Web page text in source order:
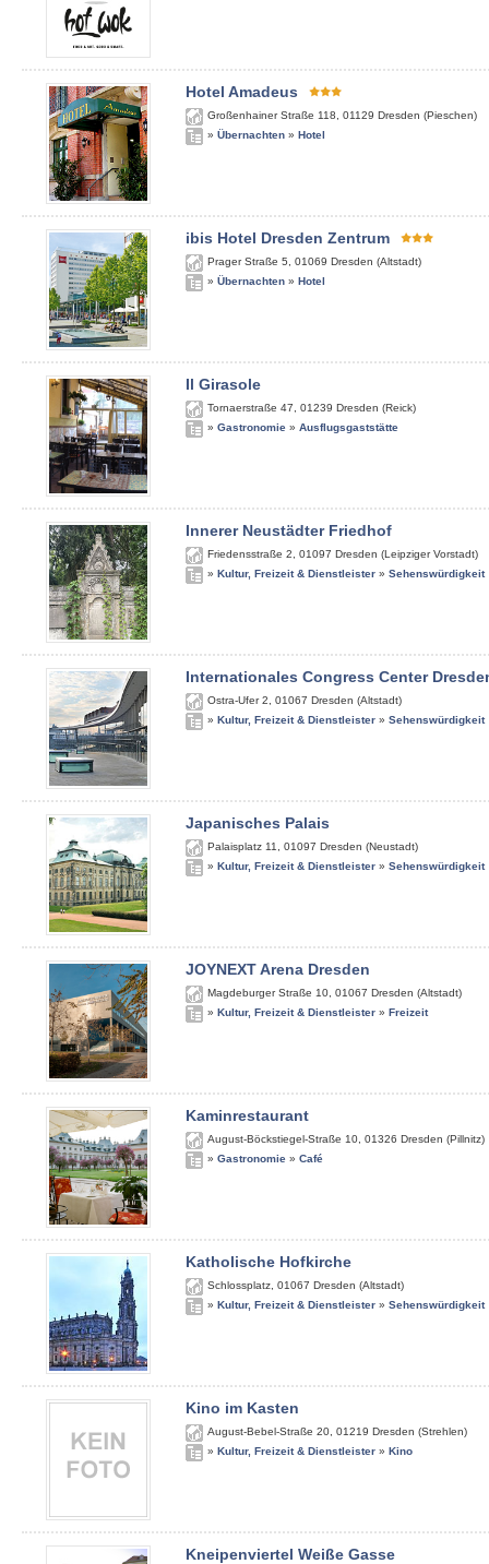
Hotel Amadeus
Großenhainer Straße 118 01129 Dresden (Pieschen)
» Übernachten » Hotel
ibis Hotel Dresden Zentrum
Prager Straße 5 01069 Dresden (Altstadt)
» Übernachten » Hotel
Il Girasole
Tornaerstraße 47 01239 Dresden (Reick)
» Gastronomie » Ausflugsgaststätte
Innerer Neustädter Friedhof
Friedensstraße 2 01097 Dresden (Leipziger Vorstadt)
» Kultur, Freizeit & Dienstleister » Sehenswürdigkeit
Internationales Congress Center
Ostra-Ufer 2 01067 Dresden (Altstadt)
» Kultur, Freizeit & Dienstleister » Sehenswürdigkeit
Japanisches Palais
Palaisplatz 11 01097 Dresden (Neustadt)
» Kultur, Freizeit & Dienstleister » Sehenswürdigkeit
JOYNEXT Arena Dresden
Magdeburger Straße 10 01067 Dresden (Altstadt)
» Kultur, Freizeit & Dienstleister » Freizeit
Kaminrestaurant
August-Böckstiegel-Straße 10 01326 Dresden (Pillnitz)
» Gastronomie » Café
Katholische Hofkirche
Schlossplatz 01067 Dresden (Altstadt)
» Kultur, Freizeit & Dienstleister » Sehenswürdigkeit
Kino im Kasten
August-Bebel-Straße 20 01219 Dresden (Strehlen)
» Kultur, Freizeit & Dienstleister » Kino
Kneipenviertel Weiße Gasse